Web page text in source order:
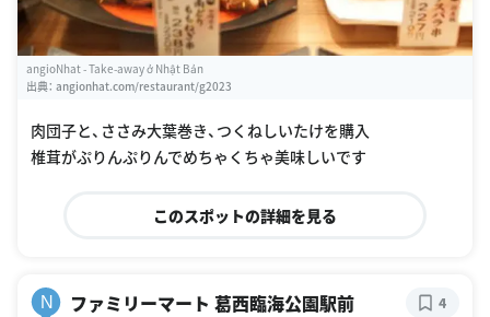
angioNhat - Take-away ở Nhật Bản
出典： angionhat.com/restaurant/g2023
肉団子と、ささみ大葉巻き、つくねしいたけを購入
椎茸がぷりんぷりんでめちゃくちゃ美味しいです
このスポットの詳細を見る
N
ファミリーマート 葛西臨海公園駅前
4